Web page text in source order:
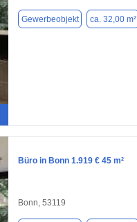
Gewerbeobjekt ca. 32,00 m²
Büro in Bonn 1.919 € 45 m²
Bonn, 53119